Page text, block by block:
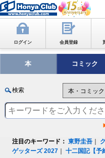
ログイン 会員登録
本 コミック
検索
注目のキーワード： 東野圭吾
ゲッターズ 2027 ｜十二国記【予